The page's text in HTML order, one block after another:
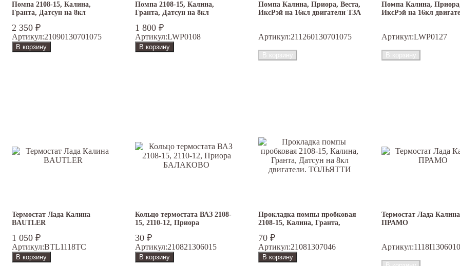
Помпа 2108-15, Калина,
Гранта, Датсун на 8кл
2 350 ₽
Артикул:21090130701075
Помпа 2108-15, Калина,
Гранта, Датсун на 8кл
1 800 ₽
Артикул:LWP0108
Помпа Калина, Приора, Веста,
ИксРэй на 16кл двигатели ТЗА
Артикул:211260130701075
Помпа Калина,
ИксРэй на 16кл
Артикул:LWP0127
Термостат Лада Калина
BAUTLER
1 050 ₽
Артикул:BTL1118TC
Кольцо термостата ВАЗ 2108-
15, 2110-12, Приора
30 ₽
Артикул:210821306015
Прокладка помпы пробковая
2108-15, Калина, Гранта,
ТОЛЬЯТТИ
70 ₽
Артикул:21081307046
Термостат Лада Калина
ПРАМО
Артикул:1118I1306010